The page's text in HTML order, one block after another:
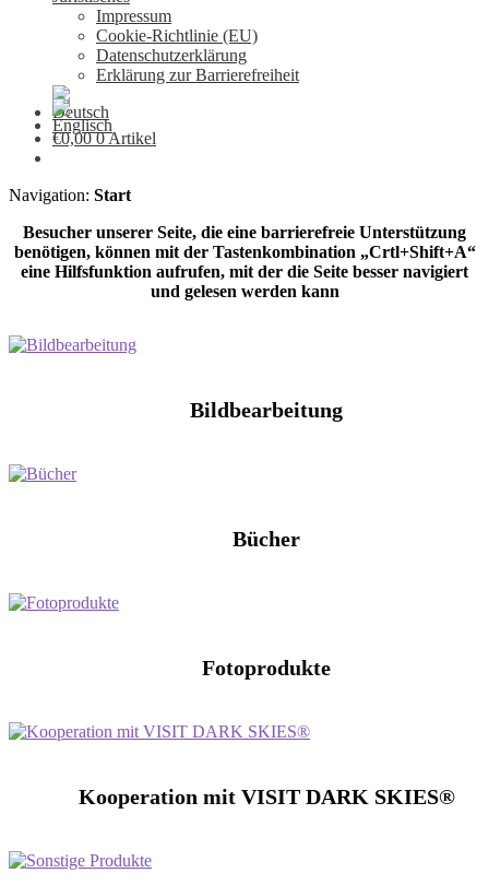
Impressum
Cookie-Richtlinie (EU)
Datenschutzerklärung
Erklärung zur Barrierefreiheit
€0,00 0 Artikel
Navigation: Start
Besucher unserer Seite, die eine barrierefreie Unterstützung
benötigen, können mit der Tastenkombination „Crtl+Shift+A“
eine Hilfsfunktion aufrufen, mit der die Seite besser navigiert
und gelesen werden kann
Bildbearbeitung
Bücher
Fotoprodukte
Kooperation mit VISIT DARK SKIES®